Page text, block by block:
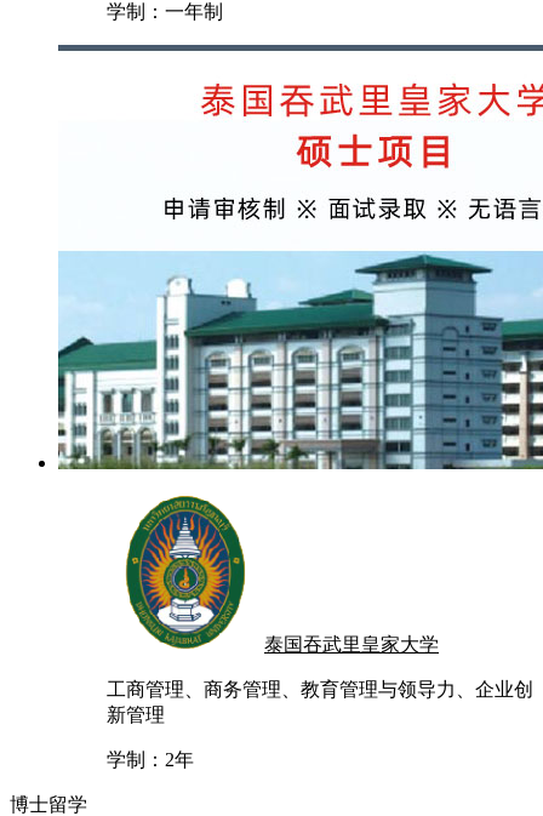
学制： 一年制
泰国吞武里皇家大学
工商管理、商务管理、教育管理与领导力、企业创
新管理
学制： 2年
博士留学